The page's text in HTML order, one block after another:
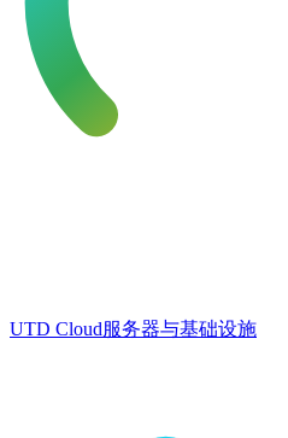
UTD Cloud服务器与基础设施